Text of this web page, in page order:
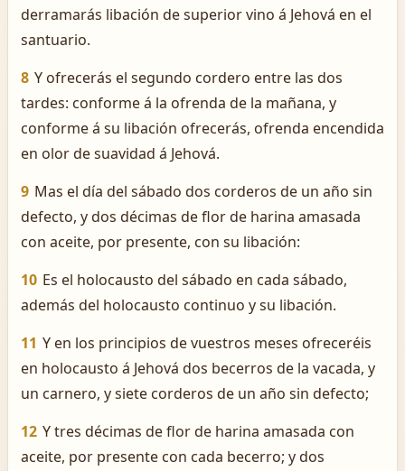
derramarás libación de superior vino á Jehová en el
santuario.
8 Y ofrecerás el segundo cordero entre las dos
tardes: conforme á la ofrenda de la mañana, y
conforme á su libación ofrecerás, ofrenda encendida
en olor de suavidad á Jehová.
9 Mas el día del sábado dos corderos de un año sin
defecto, y dos décimas de flor de harina amasada
con aceite, por presente, con su libación:
10 Es el holocausto del sábado en cada sábado,
además del holocausto continuo y su libación.
11 Y en los principios de vuestros meses ofreceréis
en holocausto á Jehová dos becerros de la vacada, y
un carnero, y siete corderos de un año sin defecto;
12 Y tres décimas de flor de harina amasada con
aceite, por presente con cada becerro; y dos